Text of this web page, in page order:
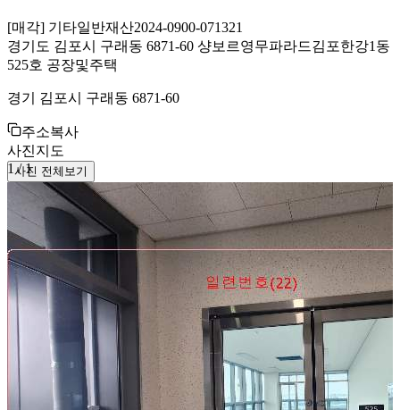
[매각] 기타일반재산2024-0900-071321
경기도 김포시 구래동 6871-60 샹보르영무파라드김포한강1동
525호 공장및주택
경기 김포시 구래동 6871-60
주소복사
사진지도
1 /1
사진 전체보기